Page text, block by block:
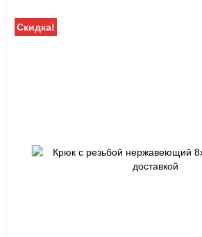
Скидка!